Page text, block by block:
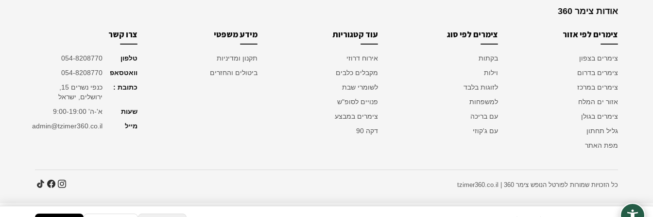
אודות צימר 360
צימרים לפי אזור
צימרים בצפון
צימרים בדרום
צימרים במרכז
אזור ים המלח
צימרים בגולן
גליל תחתון
מפת האתר
צימרים לפי סוג
בקתות
וילות
לזוגות בלבד
למשפחות
עם בריכה
עם ג'קוזי
עוד קטגוריות
אירוח דרוזי
מקבלים כלבים
לשומרי שבת
פנויים לסופ"ש
צימרים במבצע
דקה 90
מידע משפטי
תקנון ומדיניות
ביטולים והחזרים
צרו קשר
טלפון
054-8208770
וואטסאפ
054-8208770
כתובת :
ירושלים, ישראל
שעות
א'-ה' 9:00-19:00
מייל
admin@tzimer360.co.il
כל הזכויות שמורות לפורטל הנופש צימר 360 | tzimer360.co.il